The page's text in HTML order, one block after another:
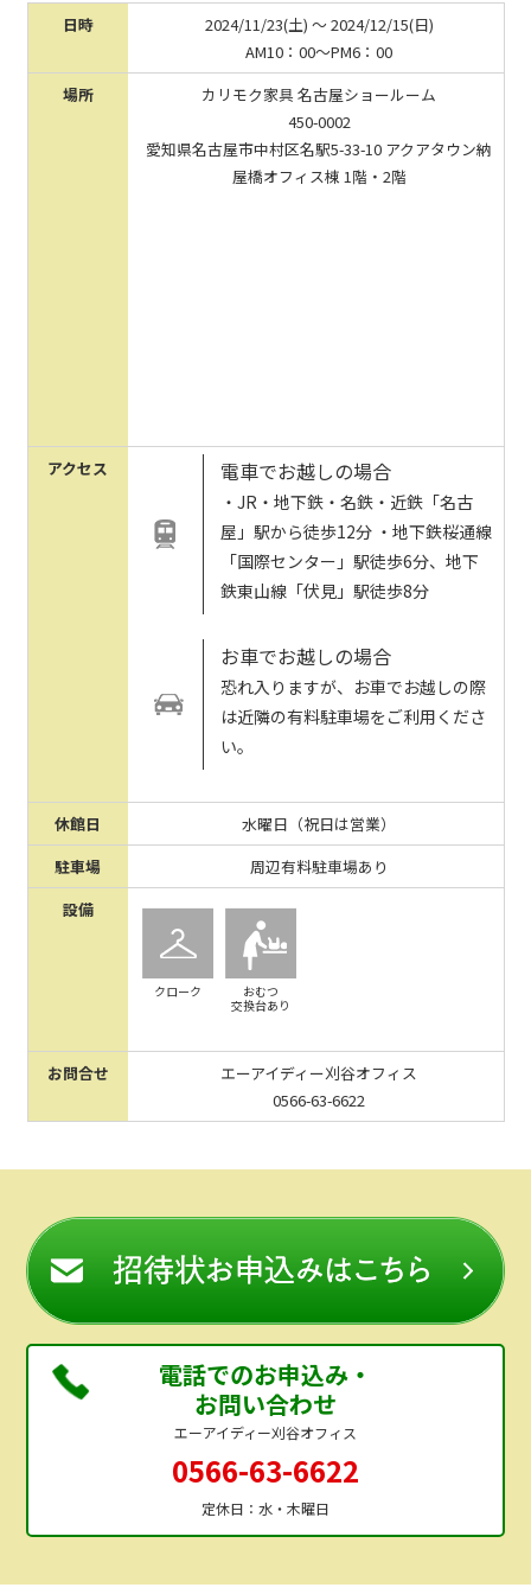
日時
2024/11/23(土) 〜 2024/12/15(日)
AM10：00～PM6：00
場所
カリモク家具 名古屋ショールーム
450-0002
愛知県名古屋市中村区名駅5-33-10 アクアタウン納
屋橋オフィス棟 1階・2階
アクセス 電車でお越しの場合
・JR・地下鉄・名鉄・近鉄「名古
屋」駅から徒歩12分 ・地下鉄桜通線
「国際センター」駅徒歩6分、地下
鉄東山線「伏見」駅徒歩8分
お車でお越しの場合
恐れ入りますが、お車でお越しの際
は近隣の有料駐車場をご利用くださ
い。
休館日
水曜日（祝日は営業）
駐車場
周辺有料駐車場あり
設備
クローク
おむつ
交換台あり
お問合せ
エーアイディー刈谷オフィス
0566-63-6622
電話でのお申込み・
お問い合わせ
エーアイディー刈谷オフィス
0566-63-6622
定休日：水・木曜日